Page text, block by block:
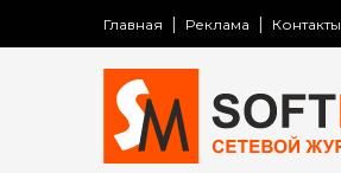
Главная Реклама Контакты